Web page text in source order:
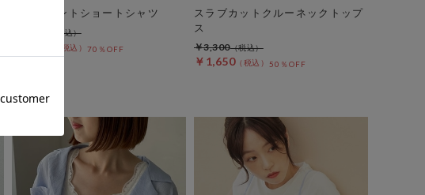
ワンポイントショートシャツ
70％OFF
スラブカットクルーネックトップ
ス
￥1,650 50％OFF
￥3,300